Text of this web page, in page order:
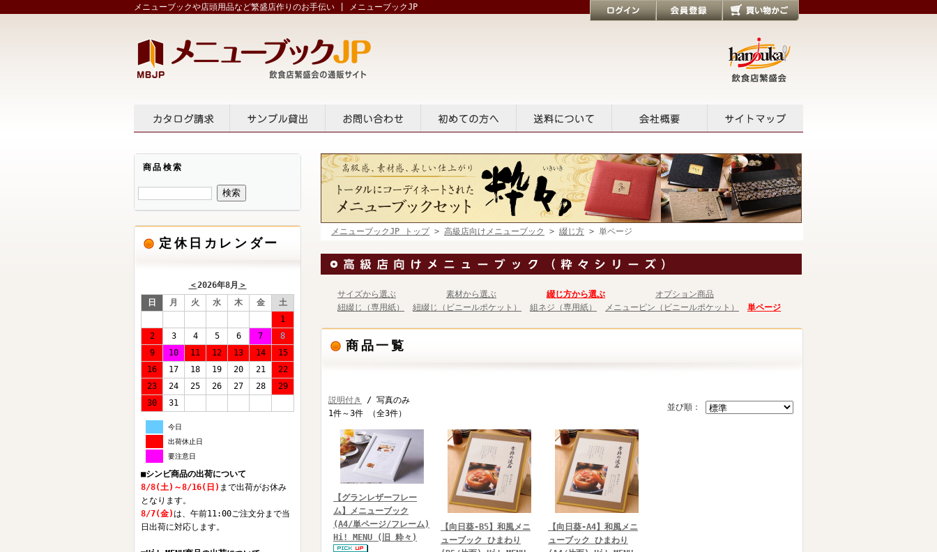
メニューブックや店頭用品など繁盛店作りのお手伝い | メニューブックJP
商品検索
定休日カレンダー
＜2026年8月 ＞
日
月 火 水 木 金
土
1
2
3 4 5 6 7
8
9
10 11 12 13 14
15
16
17 18 19 20 21
22
23
24 25 26 27 28
29
30
31
今日
出荷休止日
要注意日
■シンビ商品の出荷について
8/8(土)～8/16(日) まで出荷がお休み
となります。
8/7(金)は、午前11:00ご注文分まで当
日出荷に対応します。
メニューブックJP トップ> 高級店向けメニューブック > 綴じ方 > 単ページ
サイズから選ぶ 素材から選ぶ 綴じ方から選ぶ
オプション商品
紐綴じ（専用紙）
紐綴じ（ビニールポケット） 組ネジ（専用紙） メニューピン（ビニールポケット） 単ページ
商品一覧
並び順：
説明付き
/ 写真のみ
1件～3件 （全3件）
【グランレザーフレー
ム】メニューブック
(A4/単ページ/フレーム)
Hi! MENU (旧 粋々)
【向日葵-B5】和風メニ
ューブック ひまわり
【向日葵-A4】和風メニ
ューブック ひまわり